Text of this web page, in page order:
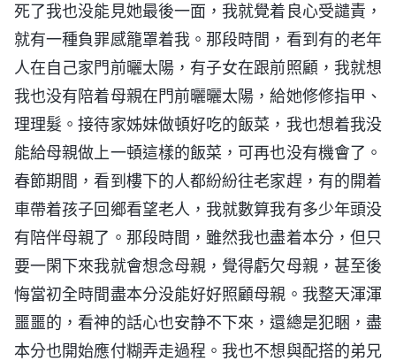
死了我也没能見她最後一面，我就覺着良心受譴責，
就有一種負罪感籠罩着我。那段時間，看到有的老年
人在自己家門前曬太陽，有子女在跟前照顧，我就想
我也没有陪着母親在門前曬曬太陽，給她修修指甲、
理理髮。接待家姊妹做頓好吃的飯菜，我也想着我没
能給母親做上一頓這樣的飯菜，可再也没有機會了。
春節期間，看到樓下的人都紛紛往老家趕，有的開着
車帶着孩子回鄉看望老人，我就數算我有多少年頭没
有陪伴母親了。那段時間，雖然我也盡着本分，但只
要一閑下來我就會想念母親，覺得虧欠母親，甚至後
悔當初全時間盡本分没能好好照顧母親。我整天渾渾
噩噩的，看神的話心也安静不下來，還總是犯睏，盡
本分也開始應付糊弄走過程。我也不想與配搭的弟兄